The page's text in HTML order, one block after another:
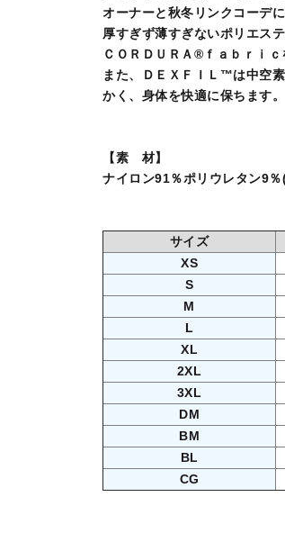
オーナーと秋冬リンクコーデ
厚すぎず薄すぎないポリエス
ＣＯＲＤＵＲＡ®ｆａｂｒｉ
また、ＤＥＸＦＩＬ™は中空
かく、身体を快適に保ちます。
【素 材】
ナイロン91％ポリウレタン9
サイズ
XS
S
M
L
XL
2XL
3XL
DM
BM
BL
CG